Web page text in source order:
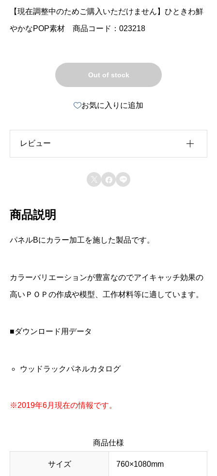
【現在調整中のためご購入いただけません】ひときわ鮮
やかなPOP素材 商品コード：023218
Out of stock
お気に入りに追加
レビュー
レビュー投稿には、会員登録が必要です。
会員登録する
  
商品説明
パネルBにカラー加工を施した製品です。
カラーバリエーションが豊富なのでアイキャッチ効果の
高いＰＯＰの作成や模型、工作材料等に適しています。
■ダウンロード用データ
ウッドラックパネルカタログ
※2019年6月現在の情報です。
商品仕様
サイズ 760×1080mm